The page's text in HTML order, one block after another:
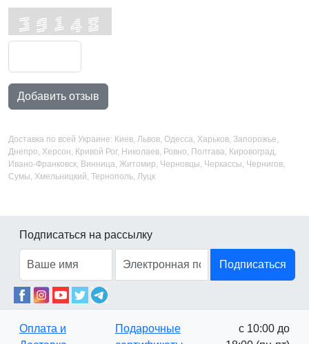
Добавить отзыв
Доставка по всей Украине: Киев, Львов, Одесса, Харьков, Запорожье,
Днепро, Херсон, Кривой Рог, Николаев, Ровно, Полтава, Кировоград,
Ивано-Франковск, Винница, Житомир, Черновцы, Черкассы, Чернигов,
Сумы, Хмельницкий, Тернополь, Луцк
Подписаться на рассылку
Подписаться
Оплата и
Подарочные
с 10:00 до